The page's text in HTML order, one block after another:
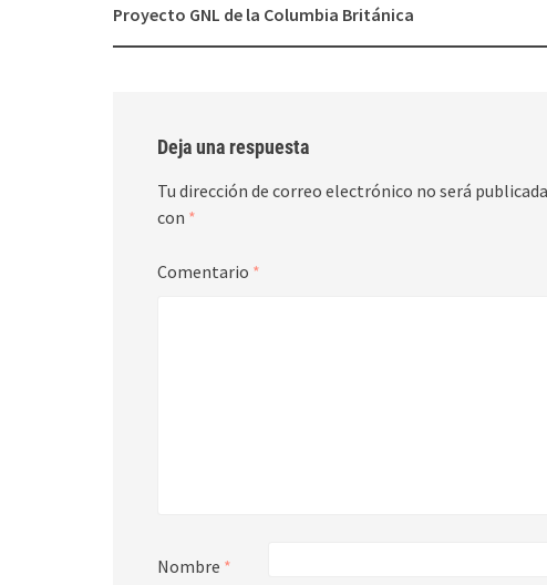
Proyecto GNL de la Columbia Británica
Deja una respuesta
Tu dirección de correo electrónico no será
con *
Comentario *
Nombre *